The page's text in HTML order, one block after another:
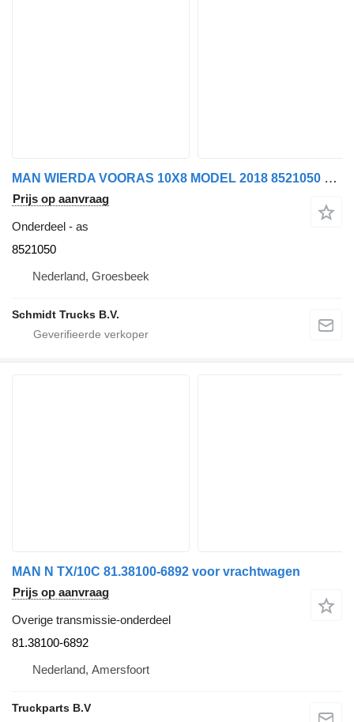
MAN WIERDA VOORAS 10X8 MODEL 2018 8521050 voor vrachtwagen
Prijs op aanvraag
Onderdeel - as
8521050
Nederland, Groesbeek
Schmidt Trucks B.V.
MAN N TX/10C 81.38100-6892 voor vrachtwagen
Prijs op aanvraag
Overige transmissie-onderdeel
81.38100-6892
Nederland, Amersfoort
Truckparts B.V